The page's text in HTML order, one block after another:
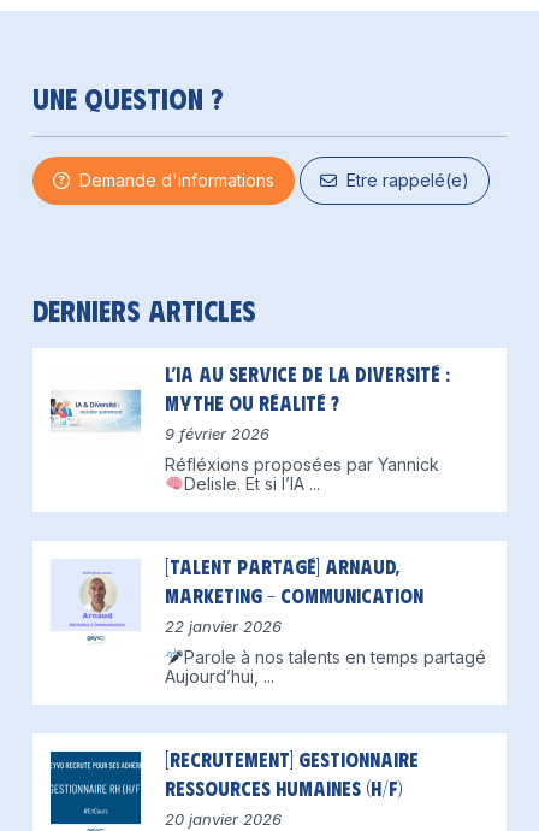
Une question ?
Demande d'informations Etre rappelé(e)
Derniers articles
L’IA au service de la diversité :
mythe ou réalité ?
9 février 2026
Réfléxions proposées par Yannick
Delisle. Et si l’IA ...
[Talent partagé] Arnaud,
Marketing – Communication
22 janvier 2026
Parole à nos talents en temps partagé
Aujourd’hui, ...
[Recrutement] Gestionnaire
Ressources Humaines (H/F)
20 janvier 2026